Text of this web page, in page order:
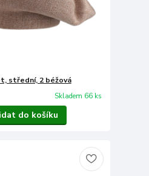
střední, 2 béžová
Skladem 66 ks
do košíku